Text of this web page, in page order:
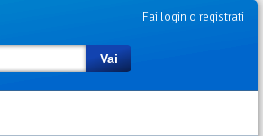
Fai login o registrati
Vai